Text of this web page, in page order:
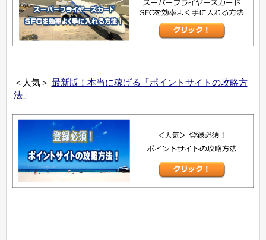
＜人気＞ 最新版！本当に稼げる「ポイントサイトの攻略方
法」